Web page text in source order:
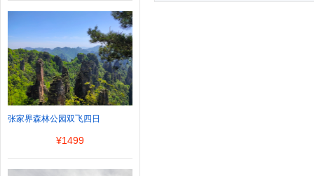
张家界森林公园双飞四日
¥1499